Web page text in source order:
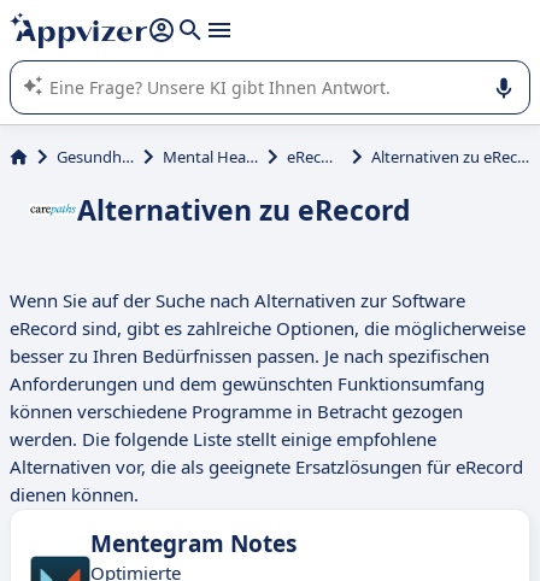
beantworten (mehrere Zeilen mit
Die KI von Appvizer führt Sie bei der Nutzung oder Auswahl
von SaaS-Software in Unternehmen.
Gesundheit Mental Health eRecord Alternativen zu eRecord
Alternativen zu eRecord
Wenn Sie auf der Suche nach Alternativen zur Software
eRecord sind, gibt es zahlreiche Optionen, die möglicherweise
besser zu Ihren Bedürfnissen passen. Je nach spezifischen
Anforderungen und dem gewünschten Funktionsumfang
können verschiedene Programme in Betracht gezogen
werden. Die folgende Liste stellt einige empfohlene
Alternativen vor, die als geeignete Ersatzlösungen für eRecord
dienen können.
Mentegram Notes
Optimierte